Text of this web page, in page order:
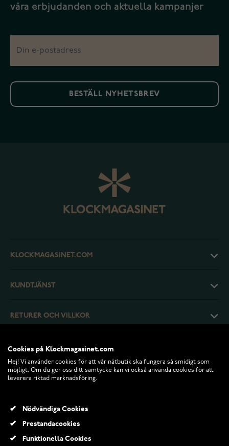
våra erbjudanden och aktuella kampanjer
BESTÄLL NYHETSBREV
KLOCKMAGASINET.COM
KUNDTJÄNST
RETURER OCH VILLKOR
INFO
Cookies på Klockmagasinet.com
Hej! Vi använder cookies för att vår nätbutik ska fungera så smidigt som
möjligt. Om du ger oss ditt samtycke kan vi också använda cookies för att
leverera riktad marknadsföring.
Nödvändiga Cookies
Prestandacookies
Funktionella Cookies